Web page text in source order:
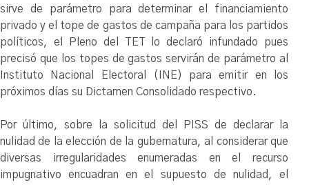
sirve de parámetro para determinar el financiamiento
privado y el tope de gastos de campaña para los partidos
políticos, el Pleno del TET lo declaró infundado pues
precisó que los topes de gastos servirán de parámetro al
Instituto Nacional Electoral (INE) para emitir en los
próximos días su Dictamen Consolidado respectivo.
Por último, sobre la solicitud del PISS de declarar la
nulidad de la elección de la gubernatura, al considerar que
diversas irregularidades enumeradas en el recurso
impugnativo encuadran en el supuesto de nulidad, el